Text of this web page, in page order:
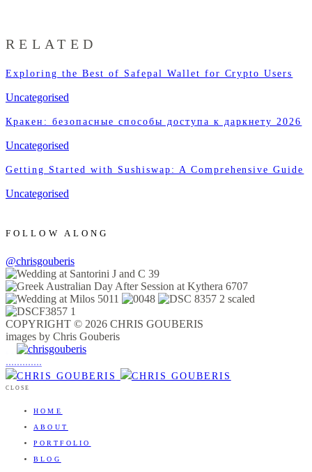
RELATED
Exploring the Best of Safepal Wallet for Crypto Users
Uncategorised
Кракен: безопасные способы доступа к даркнету 2026
Uncategorised
Getting Started with Sushiswap: A Comprehensive Guide
Uncategorised
FOLLOW ALONG
@chrisgouberis
COPYRIGHT © 2026 CHRIS GOUBERIS
images by Chris Gouberis
.............
CLOSE
HOME
ABOUT
PORTFOLIO
BLOG